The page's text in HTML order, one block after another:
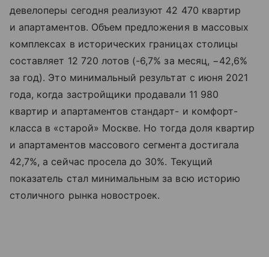
девелоперы сегодня реализуют 42 470 квартир
и апартаментов. Объем предложения в массовых
комплексах в исторических границах столицы
составляет 12 720 лотов (-6,7% за месяц, −42,6%
за год). Это минимальный результат с июня 2021
года, когда застройщики продавали 11 980
квартир и апартаментов стандарт- и комфорт-
класса в «старой» Москве. Но тогда доля квартир
и апартаментов массового сегмента достигала
42,7%, а сейчас просела до 30%. Текущий
показатель стал минимальным за всю историю
столичного рынка новостроек.